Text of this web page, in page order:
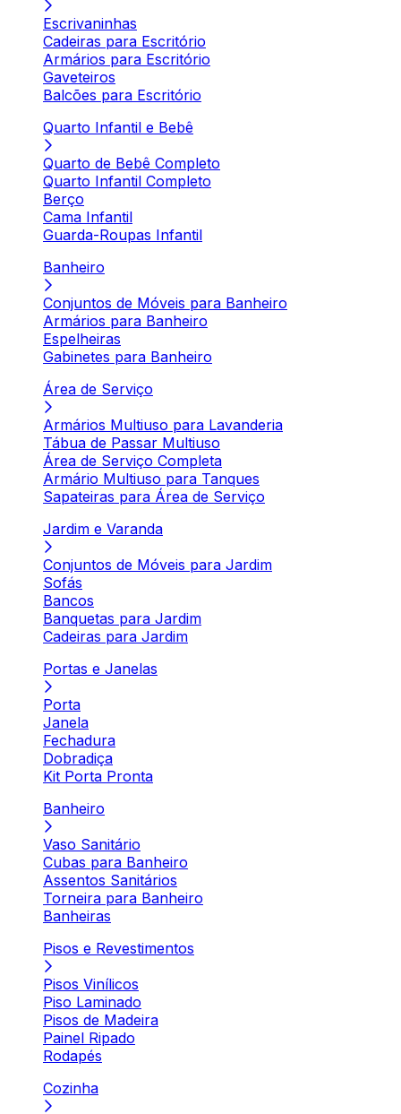
Escrivaninhas
Cadeiras para Escritório
Armários para Escritório
Gaveteiros
Balcões para Escritório
Quarto Infantil e Bebê
Quarto de Bebê Completo
Quarto Infantil Completo
Berço
Cama Infantil
Guarda-Roupas Infantil
Banheiro
Conjuntos de Móveis para Banheiro
Armários para Banheiro
Espelheiras
Gabinetes para Banheiro
Área de Serviço
Armários Multiuso para Lavanderia
Tábua de Passar Multiuso
Área de Serviço Completa
Armário Multiuso para Tanques
Sapateiras para Área de Serviço
Jardim e Varanda
Conjuntos de Móveis para Jardim
Sofás
Bancos
Banquetas para Jardim
Cadeiras para Jardim
Portas e Janelas
Porta
Janela
Fechadura
Dobradiça
Kit Porta Pronta
Banheiro
Vaso Sanitário
Cubas para Banheiro
Assentos Sanitários
Torneira para Banheiro
Banheiras
Pisos e Revestimentos
Pisos Vinílicos
Piso Laminado
Pisos de Madeira
Painel Ripado
Rodapés
Cozinha